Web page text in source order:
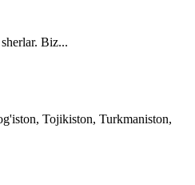
Biz...
Tojikiston, Turkmaniston,